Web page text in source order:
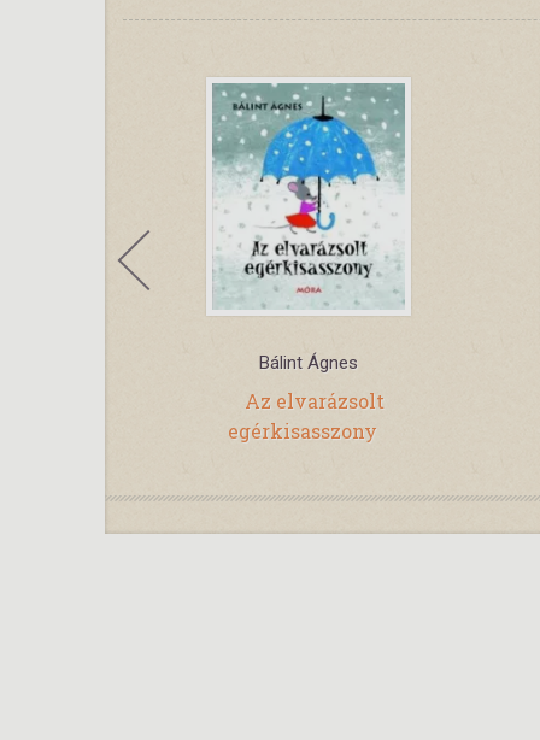
Bálint Ágnes
Az elvarázsolt
egérkisasszony